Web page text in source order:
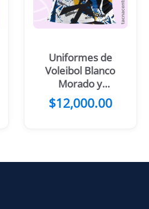
Uniformes de
Voleibol Blanco
Morado y
detalles
rosados
$12,000.00